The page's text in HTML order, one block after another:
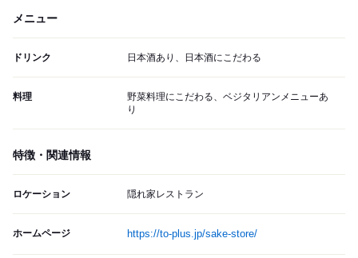
メニュー
ドリンク 日本酒あり、日本酒にこだわる
料理
野菜料理にこだわる、ベジタリアンメニューあ
り
特徴・関連情報
ロケーション 隠れ家レストラン
ホームページ https://to-plus.jp/sake-store/